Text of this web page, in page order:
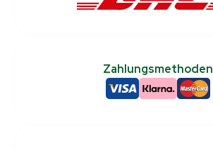
Zahlungsmethoden